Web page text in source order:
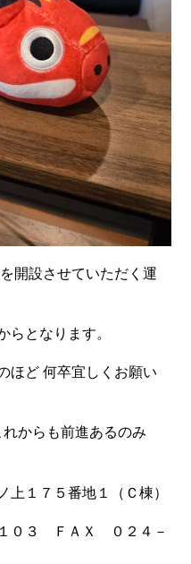
開設させていただく運
らとなります。
ほど 何卒宜しくお願い
からも前進あるのみ
１７５番地１（Ｃ棟）
０３ ＦＡＸ ０２４－